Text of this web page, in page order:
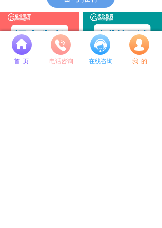
넙
首 页 电话咨询 在线咨询 我 的